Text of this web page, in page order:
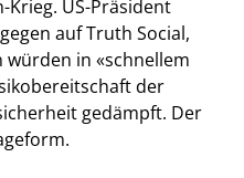
US-Präsident
auf Truth Social,
würden in «schnellem
der
gedämpft. Der